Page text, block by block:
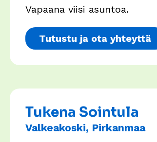
Vapaana viisi asuntoa.
Tutustu ja ota yhteyttä
Tukena Sointula
Valkeakoski, Pirkanmaa